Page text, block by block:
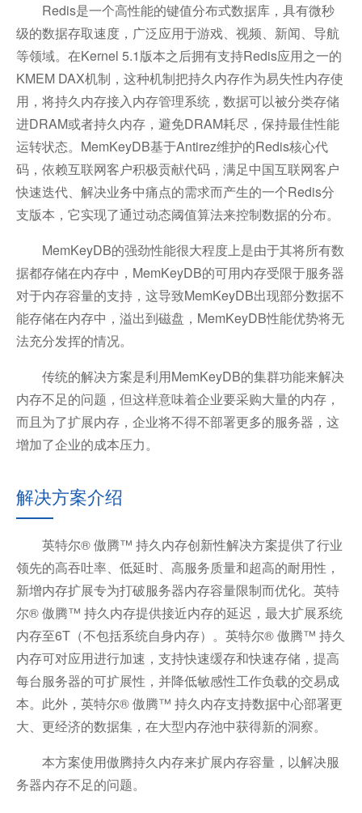
Redis是一个高性能的键值分布式数据库，具有微秒
级的数据存取速度，广泛应用于游戏、视频、新闻、导航
等领域。在Kernel 5.1版本之后拥有支持Redis应用之一的
KMEM DAX机制，这种机制把持久内存作为易失性内存使
用，将持久内存接入内存管理系统，数据可以被分类存储
进DRAM或者持久内存，避免DRAM耗尽，保持最佳性能
运转状态。MemKeyDB基于Antirez维护的Redis核心代
码，依赖互联网客户积极贡献代码，满足中国互联网客户
快速迭代、解决业务中痛点的需求而产生的一个Redis分
支版本，它实现了通过动态阈值算法来控制数据的分布。
MemKeyDB的强劲性能很大程度上是由于其将所有数
据都存储在内存中，MemKeyDB的可用内存受限于服务器
对于内存容量的支持，这导致MemKeyDB出现部分数据不
能存储在内存中，溢出到磁盘，MemKeyDB性能优势将无
法充分发挥的情况。
传统的解决方案是利用MemKeyDB的集群功能来解决
内存不足的问题，但这样意味着企业要采购大量的内存，
而且为了扩展内存，企业将不得不部署更多的服务器，这
增加了企业的成本压力。
解决方案介绍
英特尔® 傲腾™ 持久内存创新性解决方案提供了行业
领先的高吞吐率、低延时、高服务质量和超高的耐用性，
新增内存扩展专为打破服务器内存容量限制而优化。英特
尔® 傲腾™ 持久内存提供接近内存的延迟，最大扩展系统
内存至6T（不包括系统自身内存）。英特尔® 傲腾™ 持久
内存可对应用进行加速，支持快速缓存和快速存储，提高
每台服务器的可扩展性，并降低敏感性工作负载的交易成
本。此外，英特尔® 傲腾™ 持久内存支持数据中心部署更
大、更经济的数据集，在大型内存池中获得新的洞察。
本方案使用傲腾持久内存来扩展内存容量，以解决服
务器内存不足的问题。